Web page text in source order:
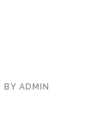
BY ADMIN